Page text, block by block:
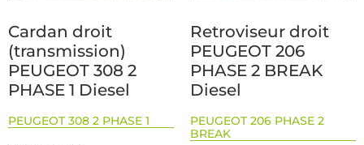
Cardan droit
(transmission)
PEUGEOT 308 2
PHASE 1 Diesel
PEUGEOT 308 2 PHASE 1
Retroviseur droit
PEUGEOT 206
PHASE 2 BREAK
Diesel
PEUGEOT 206 PHASE 2
BREAK